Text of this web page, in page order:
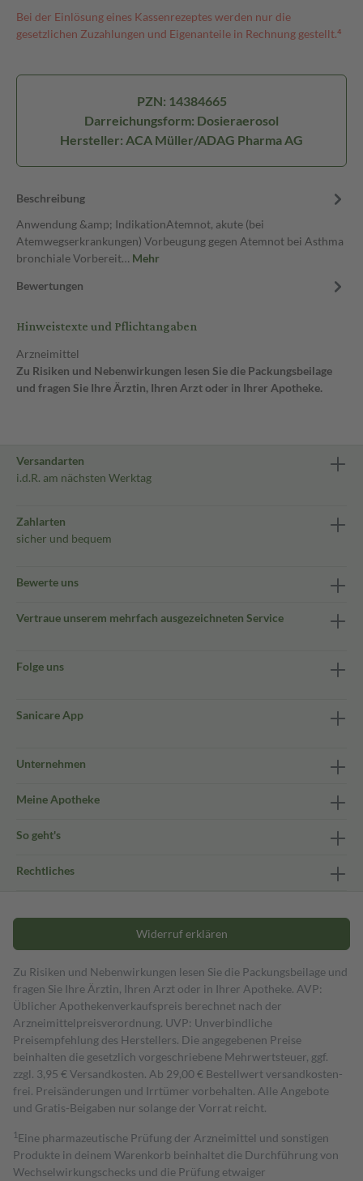
Bei der Einlösung eines Kassenrezeptes werden nur die
gesetzlichen Zuzahlungen und Eigenanteile in Rechnung gestellt.⁴
PZN: 14384665
Darreichungsform: Dosieraerosol
Hersteller: ACA Müller/ADAG Pharma AG
Beschreibung
Anwendung &amp; IndikationAtemnot, akute (bei
Atemwegserkrankungen) Vorbeugung gegen Atemnot bei Asthma
bronchiale Vorbereit… Mehr
Bewertungen
Hinweistexte und Pflichtangaben
Arzneimittel
Zu Risiken und Nebenwirkungen lesen Sie die Packungsbeilage
und fragen Sie Ihre Ärztin, Ihren Arzt oder in Ihrer Apotheke.
Versandarten
i.d.R. am nächsten Werktag
Zahlarten
sicher und bequem
Bewerte uns
Vertraue unserem mehrfach ausgezeichneten Service
Folge uns
Sanicare App
Unternehmen
Meine Apotheke
So geht's
Rechtliches
Widerruf erklären
Zu Risiken und Nebenwirkungen lesen Sie die Packungsbeilage und
fragen Sie Ihre Ärztin, Ihren Arzt oder in Ihrer Apotheke. AVP:
Üblicher Apothekenverkaufspreis berechnet nach der
Arzneimittelpreisverordnung. UVP: Unverbindliche
Preisempfehlung des Herstellers. Die angegebenen Preise
beinhalten die gesetzlich vorgeschriebene Mehrwertsteuer, ggf.
zzgl. 3,95 € Versandkosten. Ab 29,00 € Bestell­wert versand­kosten­
frei. Preisänderungen und Irrtümer vorbehalten. Alle Angebote
und Gratis-Beigaben nur solange der Vorrat reicht.
1 Eine pharmazeutische Prüfung der Arzneimittel und sonstigen
Produkte in deinem Warenkorb beinhaltet die Durchführung von
Wechselwirkungschecks und die Prüfung etwaiger